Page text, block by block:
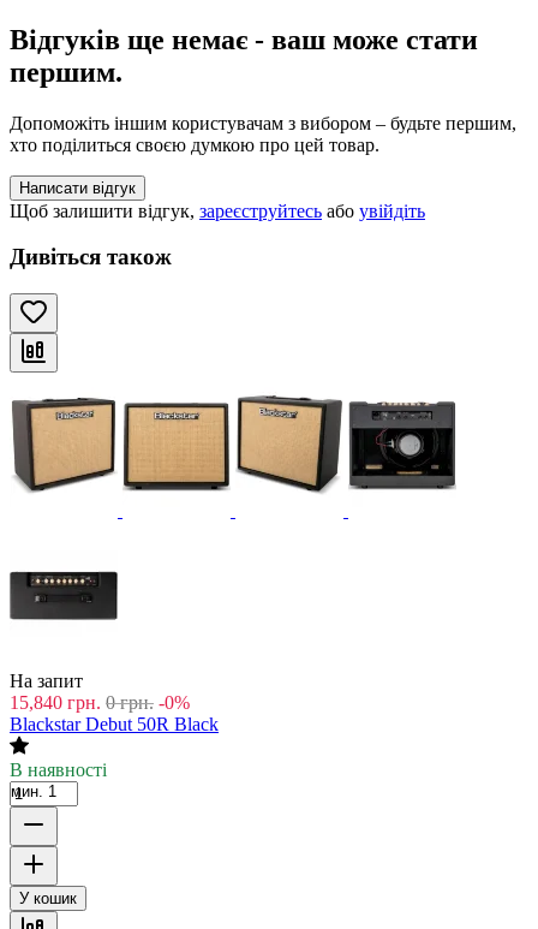
Відгуків ще немає - ваш може стати
першим.
Допоможіть іншим користувачам з вибором – будьте першим,
хто поділиться своєю думкою про цей товар.
Написати відгук
Щоб залишити відгук, зареєструйтесь або увійдіть
Дивіться також
На запит
15,840 грн. 0 грн. -0%
Blackstar Debut 50R Black
В наявності
мин. 1
У кошик